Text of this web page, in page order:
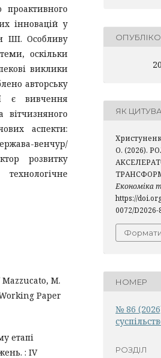
інновацій у
ШІ. Особливу
оскільки
виклики
авторську
є вивчення
вітчизняного
аспекти:
венчур/
розвитку
M.
Paper
етапі
: IV
ЯК
О. (2026).
Економіка
https://
0072/D2026-
Формати
НОМЕР
№ 86
РОЗДІЛ